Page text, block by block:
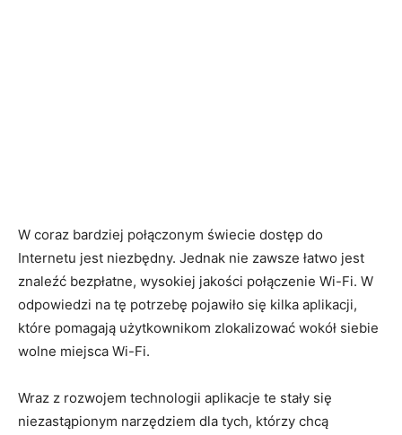
W coraz bardziej połączonym świecie dostęp do
Internetu jest niezbędny. Jednak nie zawsze łatwo jest
znaleźć bezpłatne, wysokiej jakości połączenie Wi-Fi. W
odpowiedzi na tę potrzebę pojawiło się kilka aplikacji,
które pomagają użytkownikom zlokalizować wokół siebie
wolne miejsca Wi-Fi.
Wraz z rozwojem technologii aplikacje te stały się
niezastąpionym narzędziem dla tych, którzy chcą